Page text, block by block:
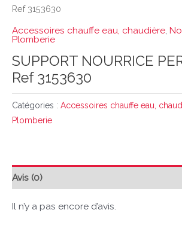
Ref 3153630
Accessoires chauffe eau, chaudière
Plomberie
SUPPORT NOURRICE
Ref 3153630
Catégories : Accessoires chauffe eau,
Plomberie
Avis (0)
Il n’y a pas encore d’avis.